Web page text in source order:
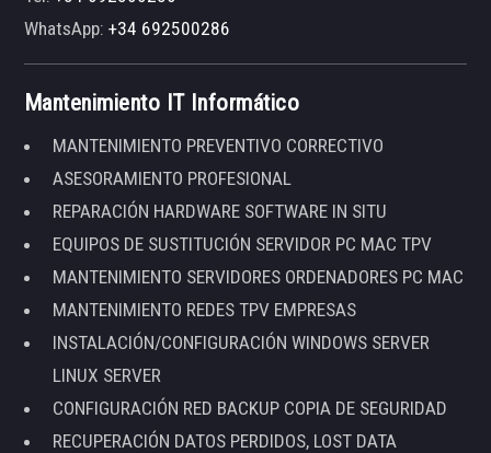
WhatsApp:+34 692500286
Mantenimiento IT Informático
MANTENIMIENTO PREVENTIVO CORRECTIVO
ASESORAMIENTO PROFESIONAL
REPARACIÓN HARDWARE SOFTWARE IN SITU
EQUIPOS DE SUSTITUCIÓN SERVIDOR PC MAC TPV
MANTENIMIENTO SERVIDORES ORDENADORES PC MAC
MANTENIMIENTO REDES TPV EMPRESAS
INSTALACIÓN/CONFIGURACIÓN WINDOWS SERVER
LINUX SERVER
CONFIGURACIÓN RED BACKUP COPIA DE SEGURIDAD
RECUPERACIÓN DATOS PERDIDOS, LOST DATA